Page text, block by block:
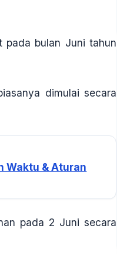
pada bulan Juni tahun
dimulai secara
Waktu & Aturan
pada 2 Juni secara